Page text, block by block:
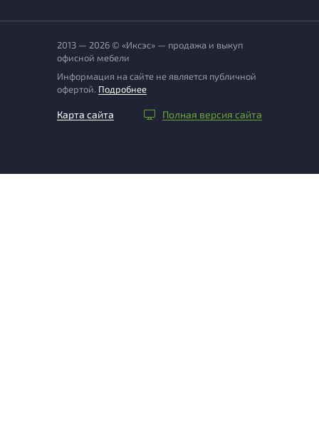
2013 — 2026 © «Иксэс» — продажа и выкуп
офисной мебели
Информация на сайте не является публичной
офертой. Подробнее
Карта сайта Полная версия сайта